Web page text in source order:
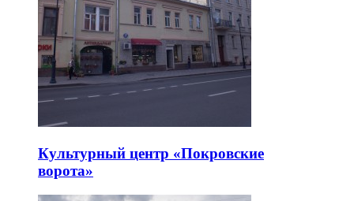
Культурный центр «Покровские
ворота»